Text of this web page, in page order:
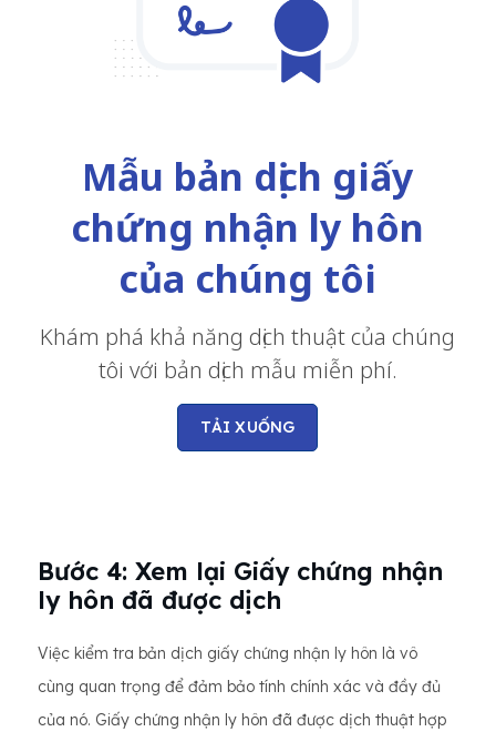
Mẫu bản dịch giấy
chứng nhận ly hôn
của chúng tôi
Khám phá khả năng dịch thuật của chúng
tôi với bản dịch mẫu miễn phí.
TẢI XUỐNG
Bước 4: Xem lại Giấy chứng nhận
ly hôn đã được dịch
Việc kiểm tra bản dịch giấy chứng nhận ly hôn là vô
cùng quan trọng để đảm bảo tính chính xác và đầy đủ
của nó. Giấy chứng nhận ly hôn đã được dịch thuật hợp